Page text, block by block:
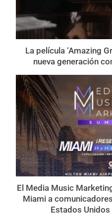
La película ‘Amazing
nueva generación
El Media Music
Miami a
Estados